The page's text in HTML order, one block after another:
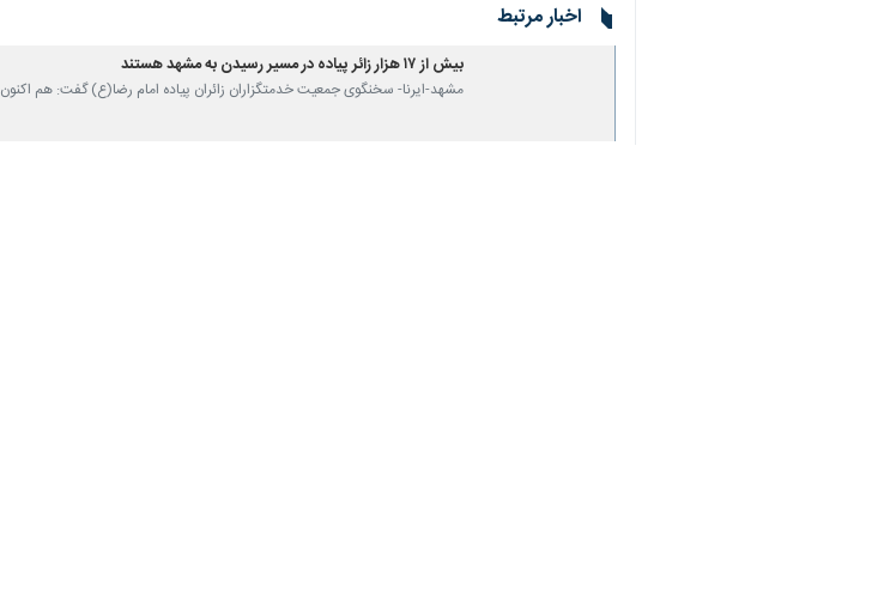
اخبار مرتبط
بیش از ۱۷ هزار زائر پیاده در مسیر رسیدن به مشهد هستند
مشهد-ایرنا- سخنگوی جمعیت خدمتگزاران زائران پیاده امام رضا(ع) گفت: هم اکنون ۱۷ هزار و ۴۲۰ نفر…